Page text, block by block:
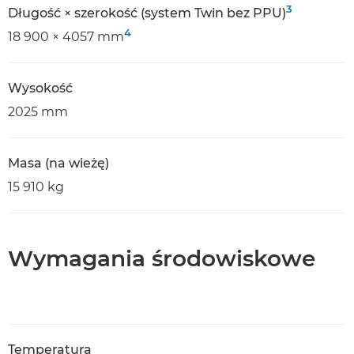
Długość × szerokość (system Twin bez PPU)3
18 900 × 4057 mm4
Wysokość
2025 mm
Masa (na wieżę)
15 910 kg
Wymagania środowiskowe
Temperatura